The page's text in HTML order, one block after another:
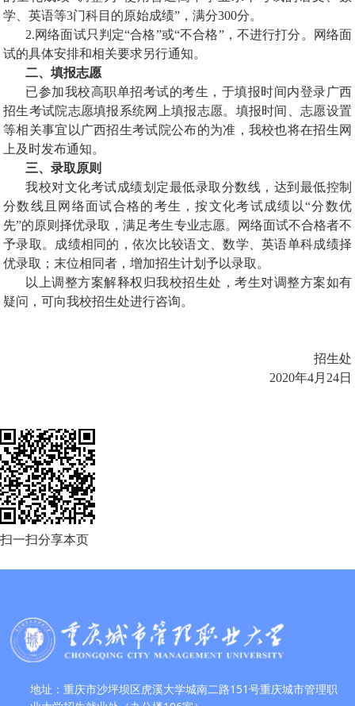
学、英语等3门科目的原始成绩”，满分300分。
2.网络面试只判定“合格”或“不合格”，不进行打分。网络面
试的具体安排和相关要求另行通知。
二、填报志愿
已参加我校高职单招考试的考生，于填报时间内登录广西
招生考试院志愿填报系统网上填报志愿。填报时间、志愿设置
等相关事宜以广西招生考试院公布的为准，我校也将在招生网
上及时发布通知。
三、录取原则
我校对文化考试成绩划定最低录取分数线，达到最低控制
分数线且网络面试合格的考生，按文化考试成绩以“分数优
先”的原则择优录取，满足考生专业志愿。网络面试不合格者不
予录取。成绩相同的，依次比较语文、数学、英语单科成绩择
优录取；末位相同者，增加招生计划予以录取。
以上调整方案解释权归我校招生处，考生对调整方案如有
疑问，可向我校招生处进行咨询。
招生处
2020年4月 24日
扫一扫分享本页
地址：重庆市沙坪坝区虎溪大学城南二路151号重庆城市管理职